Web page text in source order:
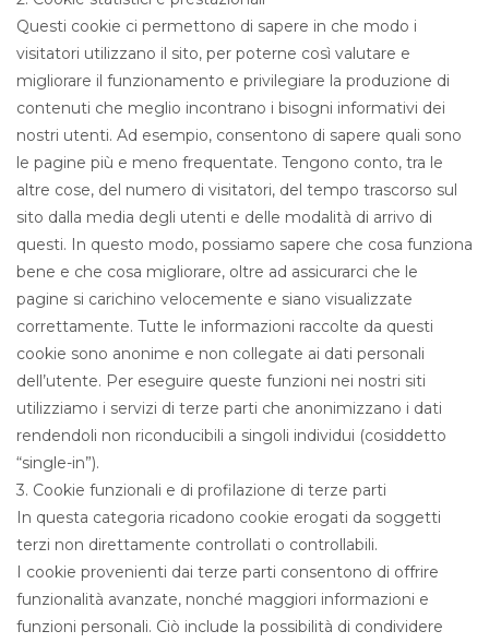
Questi cookie ci permettono di sapere in che modo i
visitatori utilizzano il sito, per poterne così valutare e
migliorare il funzionamento e privilegiare la produzione di
contenuti che meglio incontrano i bisogni informativi dei
nostri utenti. Ad esempio, consentono di sapere quali sono
le pagine più e meno frequentate. Tengono conto, tra le
altre cose, del numero di visitatori, del tempo trascorso sul
sito dalla media degli utenti e delle modalità di arrivo di
questi. In questo modo, possiamo sapere che cosa funziona
bene e che cosa migliorare, oltre ad assicurarci che le
pagine si carichino velocemente e siano visualizzate
correttamente. Tutte le informazioni raccolte da questi
cookie sono anonime e non collegate ai dati personali
dell’utente. Per eseguire queste funzioni nei nostri siti
utilizziamo i servizi di terze parti che anonimizzano i dati
rendendoli non riconducibili a singoli individui (cosiddetto
“single-in”).
3. Cookie funzionali e di profilazione di terze parti
In questa categoria ricadono cookie erogati da soggetti
terzi non direttamente controllati o controllabili.
I cookie provenienti dai terze parti consentono di offrire
funzionalità avanzate, nonché maggiori informazioni e
funzioni personali. Ciò include la possibilità di condividere